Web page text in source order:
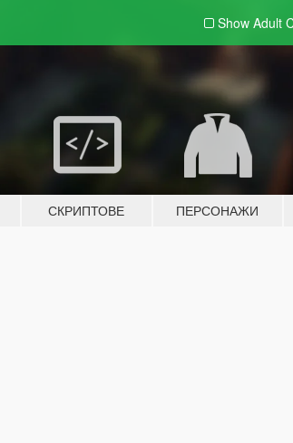
Show Adult
СКРИПТОВЕ ПЕРСОНАЖИ